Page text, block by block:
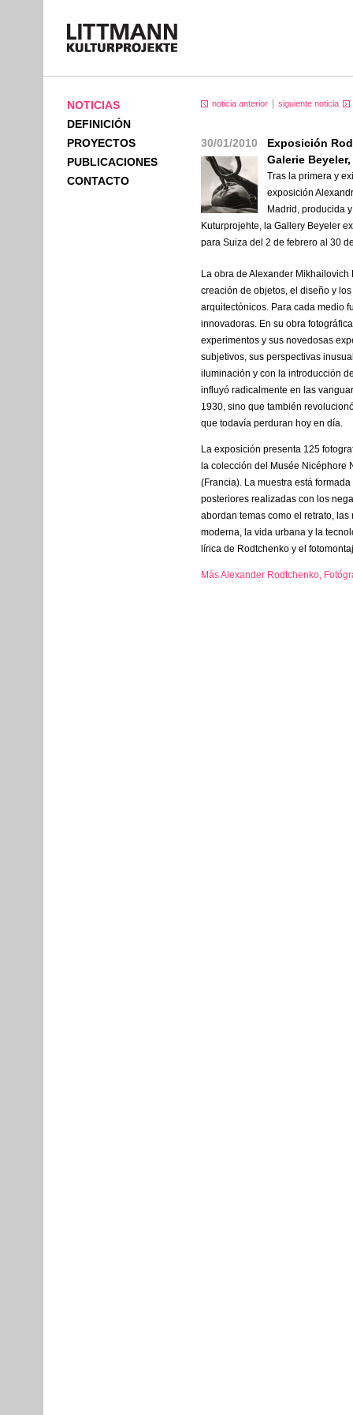
NOTICIAS
DEFINICIÓN
PROYECTOS
PUBLICACIONES
CONTACTO
noticia anterior siguiente noticia
30/01/2010
Exposición
Galerie
Tras la primera y
exposición
Madrid, producida
Kuturprojehte, la Gallery Beyeler
para Suiza del 2 de febrero al 30
La obra de Alexander
creación de objetos, el diseño y
arquitectónicos. Para cada medio
innovadoras. En su obra
experimentos y sus novedosas
subjetivos, sus perspectivas
iluminación y con la introducción
influyó radicalmente en las
1930, sino que también
que todavía perduran hoy en día.
La exposición presenta 125
la colección del Musée Nicéphore
(Francia). La muestra está
posteriores realizadas con los
abordan temas como el retrato,
moderna, la vida urbana y la
lírica de Rodtchenko y el
Más Alexander Rodtchenko,